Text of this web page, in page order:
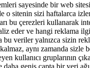
sayesinde bir web
o sitenin sizi haftalarca
bu çerezleri kullanarak
eder ve hangi reklama
bu veriler yalnızca sizin
aynı zamanda sizle
kullanıcı gruplarının